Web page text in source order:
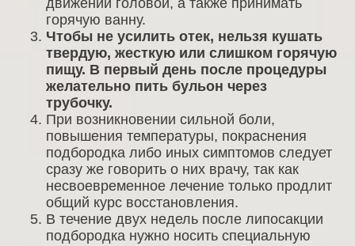
движений головой, а также принимать
горячую ванну.
Чтобы не усилить отек, нельзя кушать
твердую, жесткую или слишком горячую
пищу. В первый день после процедуры
желательно пить бульон через
трубочку.
При возникновении сильной боли,
повышения температуры, покраснения
подбородка либо иных симптомов следует
сразу же говорить о них врачу, так как
несвоевременное лечение только продлит
общий курс восстановления.
В течение двух недель после липосакции
подбородка нужно носить специальную